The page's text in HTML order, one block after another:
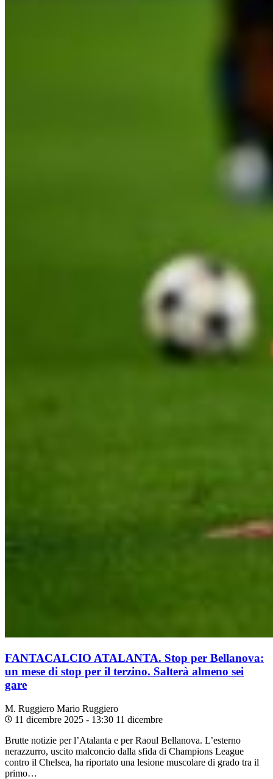
FANTACALCIO ATALANTA. Stop per Bellanova:
un mese di stop per il terzino. Salterà almeno sei
gare
M. Ruggiero Mario Ruggiero
11 dicembre 2025 - 13:30 11 dicembre
Brutte notizie per l’Atalanta e per Raoul Bellanova. L’esterno
nerazzurro, uscito malconcio dalla sfida di Champions League
contro il Chelsea, ha riportato una lesione muscolare di grado tra il
primo…